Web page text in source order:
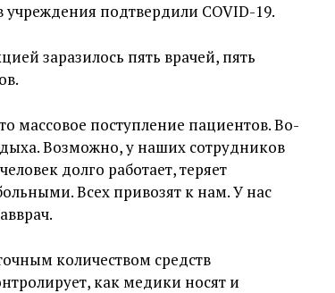
подтвердили COVID-19.
заразилось пять врачей, пять
массовое поступление пациентов. Во-
Возможно, у наших сотрудников
долго работает, теряет
Всех привозят к нам. У нас
количеством средств
как медики носят и